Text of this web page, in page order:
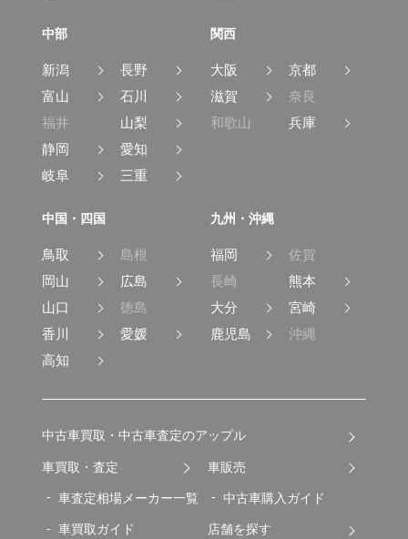
中部
新潟
長野
富山
石川
福井
山梨
静岡
愛知
岐阜
三重
関西
大阪
京都
滋賀
奈良
和歌山
兵庫
中国・四国
鳥取
島根
岡山
広島
山口
徳島
香川
愛媛
高知
九州・沖縄
福岡
佐賀
長崎
熊本
大分
宮崎
鹿児島
沖縄
中古車買取・中古車査定のアップル
車買取・査定
車査定相場メーカー一覧
車買取ガイド
車販売
中古車購入ガイド
店舗を探す